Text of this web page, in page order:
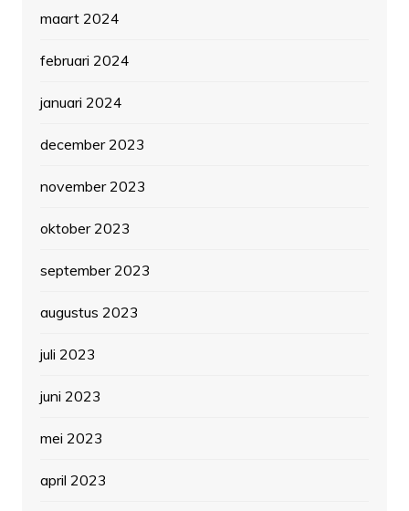
maart 2024
februari 2024
januari 2024
december 2023
november 2023
oktober 2023
september 2023
augustus 2023
juli 2023
juni 2023
mei 2023
april 2023